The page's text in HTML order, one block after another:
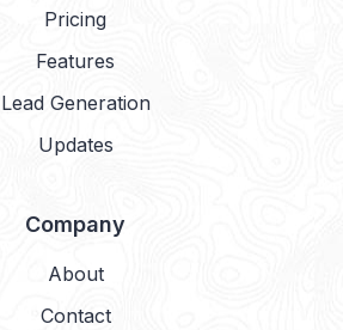
Pricing
Features
Lead Generation
Updates
Company
About
Contact